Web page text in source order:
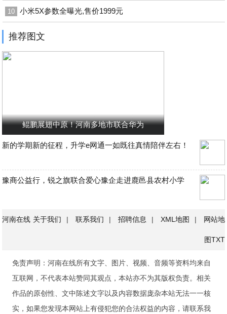
10 小米5X参数全曝光,售价1999元
推荐图文
鲲鹏展翅中原！河南多地市联合华为
新的学期新的征程，升学e网通一如既往真情陪伴左右！
豫商公益行，锐之旗联合爱心豫企走进鹿邑县农村小学
河南在线 关于我们 | 联系我们 | 招聘信息 | XML地图 | 网站地
图TXT
免责声明：河南在线所有文字、图片、视频、音频等资料均来自
互联网，不代表本站赞同其观点，本站亦不为其版权负责。相关
作品的原创性、文中陈述文字以及内容数据庞杂本站无法一一核
实，如果您发现本网站上有侵犯您的合法权益的内容，请联系我